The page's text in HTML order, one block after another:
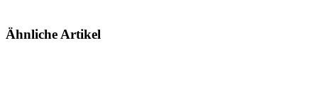
Ähnliche Artikel